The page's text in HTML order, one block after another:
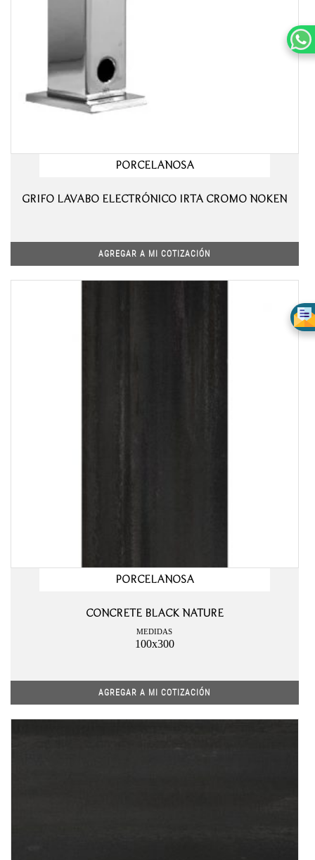
PORCELANOSA
GRIFO LAVABO ELECTRÓNICO IRTA CROMO NOKEN
AGREGAR A MI COTIZACIÓN
PORCELANOSA
CONCRETE BLACK NATURE
MEDIDAS
100x300
AGREGAR A MI COTIZACIÓN